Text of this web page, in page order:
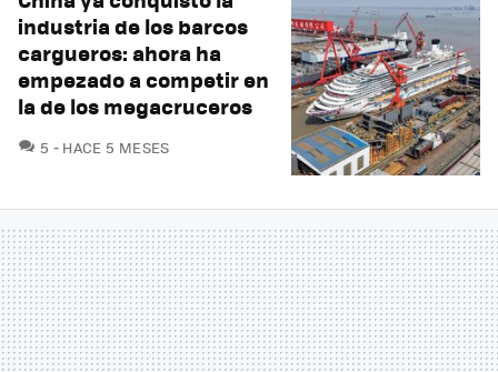
industria de los barcos
cargueros: ahora ha
empezado a competir en
la de los megacruceros
5 COMENTARIOS
HACE 5 MESES